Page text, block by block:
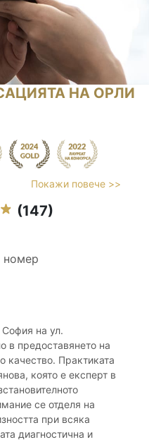
НА ОРЛИ
Покажи повече >>
(147)
номер
София на ул.
в предоставянето на
качество. Практиката
която е експерт в
се отделя на
при всяка
диагностична и